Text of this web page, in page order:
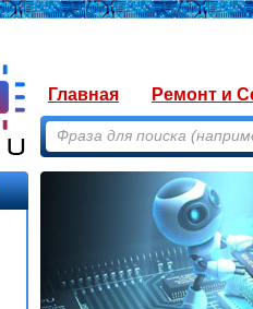
Главная Ремонт и